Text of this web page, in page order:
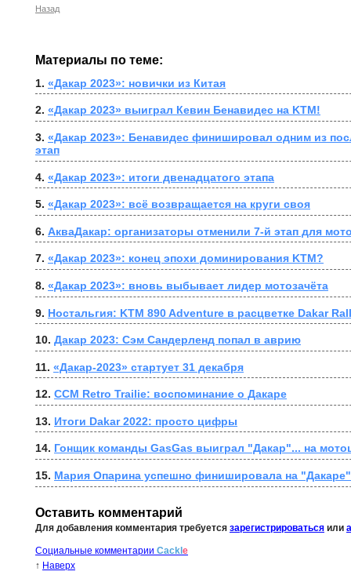
Назад
Материалы по теме:
1. «Дакар 2023»: новички из Китая
2. «Дакар 2023» выиграл Кевин Бенавидес на KTM!
3. «Дакар 2023»: Бенавидес финишировал одним из
этап
4. «Дакар 2023»: итоги двенадцатого этапа
5. «Дакар 2023»: всё возвращается на круги своя
6. АкваДакар: организаторы отменили 7-й этап для
7. «Дакар 2023»: конец эпохи доминирования KTM?
8. «Дакар 2023»: вновь выбывает лидер мотозачёта
9. Ностальгия: KTM 890 Adventure в расцветке Dakar
10. Дакар 2023: Сэм Сандерленд попал в аврию
11. «Дакар-2023» стартует 31 декабря
12. CCM Retro Trailie: воспоминание о Дакаре
13. Итоги Dakar 2022: просто цифры
14. Гонщик команды GasGas выиграл "Дакар"... на
15. Мария Опарина успешно финишировала на "Дакаре"
Оставить комментарий
Для добавления комментария требуется зарегистрироваться или
Социальные комментарии Cackle
↑ Наверх